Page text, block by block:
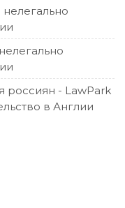
россиян - LawPark
в Англии